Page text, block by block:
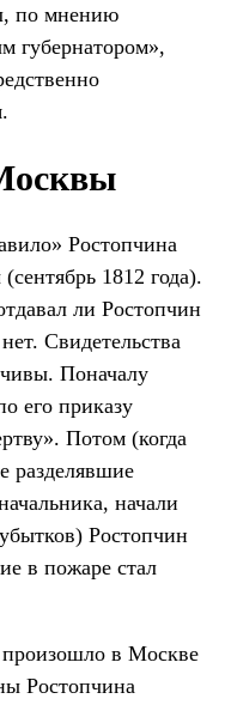
по мнению
губернатором»,
Ростопчина
1812 года).
ли Ростопчин
Свидетельства
Поначалу
его приказу
Потом (когда
разделявшие
начали
Ростопчин
в пожаре стал
в Москве
Ростопчина